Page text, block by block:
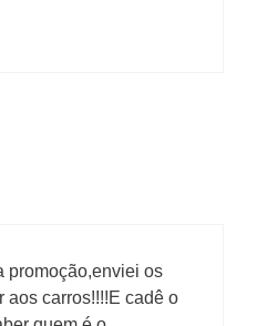
promoção,enviei os
aos carros!!!!E cadê o